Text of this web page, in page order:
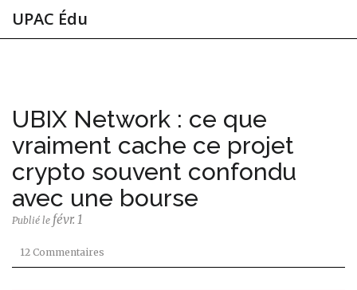
UPAC Édu
UBIX Network : ce que
vraiment cache ce projet
crypto souvent confondu
avec une bourse
Publié le févr. 1
12 Commentaires